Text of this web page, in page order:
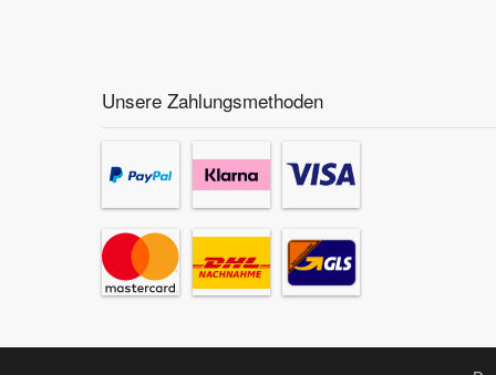
Unsere Zahlungsmethoden